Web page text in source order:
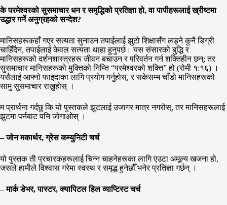
के परमेश्वरको सुसमाचार धन र समृद्धिको प्रतिज्ञा हो, वा पापीहरूलाई ख्रीष्टमा
उद्धार गर्ने अनुग्रहको सन्देश?
मानिसहरूकहाँ गएर सत्यता सुनाउन तपाईलाई झुटो शिक्षासँग लड्ने कुनै डिग्री
चाहिँदैन, तपाईलाई केवल सत्यता थाहा हुनुपर्छ। यस संसारको बुद्धि र
मानिसहरूको दर्शनशास्त्रहरू जीवन बचाउन र परिवर्तन गर्न शक्तिहीन छन्; तर
सुसमाचार मानिसहरूको मुक्तिको निम्ति “परमेश्वरको शक्ति” हो (रोमी १:१६) ।
यसैलाई आफ्नो फाइदाका लागि प्रयोग गर्नुहोस्, र सकेसम्म चाँडो मानिसहरूको
सामु सुसमाचार राख्नुहोस् ।
म प्रार्थना गर्दछु कि यो पुस्तकले झुटलाई उजागर मात्र नगरोस्, तर मानिसहरूलाई
झुटमा पर्नबाट पनि जोगाओस् ।
– जोन मकार्थर, ग्रेस कम्युनिटी चर्च
यो पुस्तक ती प्रचारकहरूलाई चिन्न चाहनेहरूका लागि एउटा अमूल्य खजना हो,
जसले हामीले विश्वास गरेमा स्वस्थ र समृद्ध हुनेछौँ भनेर प्रतिज्ञा गर्छन् ।
– मार्क डेभर, पास्टर, क्यापिटल हिल व्याप्टिस्ट चर्च